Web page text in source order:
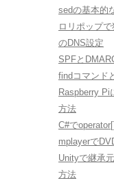
sedの基本的
ロリポップ
のDNS設定
SPFと
findコマンド
Raspberry Pi
方法
C#で
mplayerで
Unityで継承
方法